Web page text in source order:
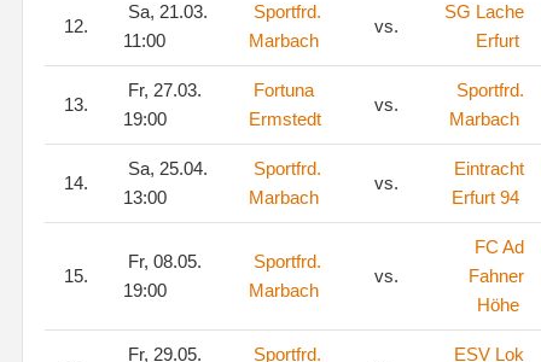
12.
Sa, 21.03.
11:00
Sportfrd.
Marbach
vs.
SG Lache
Erfurt
13.
Fr, 27.03.
19:00
Fortuna
Ermstedt
vs.
Sportfrd.
Marbach
14.
Sa, 25.04.
13:00
Sportfrd.
Marbach
vs.
Eintracht
Erfurt 94
15.
Fr, 08.05.
19:00
Sportfrd.
Marbach
vs.
FC Ad
Fahner
Höhe
Fr, 29.05.
Sportfrd.
ESV Lok